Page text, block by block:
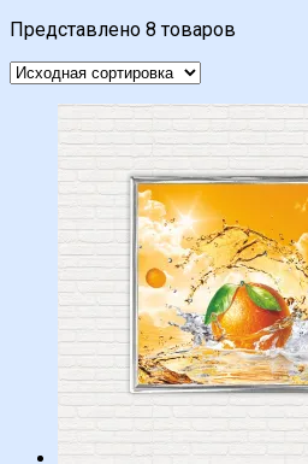
Представлено 8 товаров